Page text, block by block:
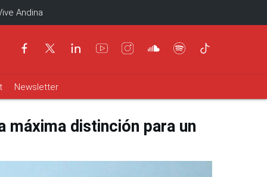
Andina
Newsletter
máxima distinción para un